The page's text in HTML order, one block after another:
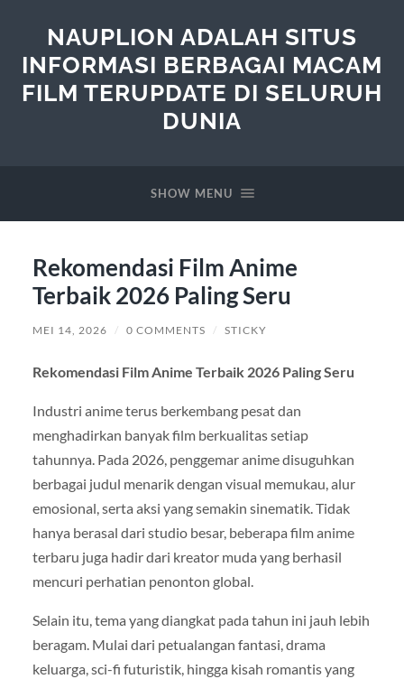
NAUPLION ADALAH SITUS
INFORMASI BERBAGAI MACAM
FILM TERUPDATE DI SELURUH
DUNIA
SHOW MENU
Rekomendasi Film Anime
Terbaik 2026 Paling Seru
MEI 14, 2026 / 0 COMMENTS / STICKY
Rekomendasi Film Anime Terbaik 2026 Paling Seru
Industri anime terus berkembang pesat dan
menghadirkan banyak film berkualitas setiap
tahunnya. Pada 2026, penggemar anime disuguhkan
berbagai judul menarik dengan visual memukau, alur
emosional, serta aksi yang semakin sinematik. Tidak
hanya berasal dari studio besar, beberapa film anime
terbaru juga hadir dari kreator muda yang berhasil
mencuri perhatian penonton global.
Selain itu, tema yang diangkat pada tahun ini jauh lebih
beragam. Mulai dari petualangan fantasi, drama
keluarga, sci-fi futuristik, hingga kisah romantis yang